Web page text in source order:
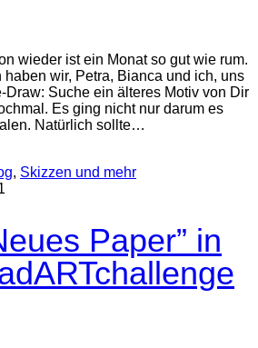
wieder ist ein Monat so gut wie rum.
haben wir, Petra, Bianca und ich, uns
Draw: Suche ein älteres Motiv von Dir
Es ging nicht nur darum es
Natürlich sollte…
, Skizzen und mehr
Paper” in